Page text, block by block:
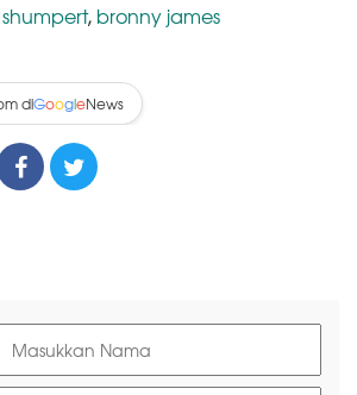
, bronny james
diGoogleNews